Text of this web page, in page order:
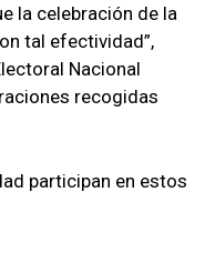
la celebración de la
tal efectividad”,
Nacional
recogidas
participan en estos